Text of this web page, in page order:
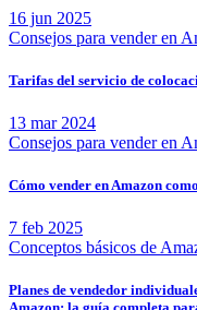
16 jun 2025
Consejos para vender en
Tarifas del servicio de
13 mar 2024
Consejos para vender en
Cómo vender en Amazon
7 feb 2025
Conceptos básicos de
Planes de vendedor